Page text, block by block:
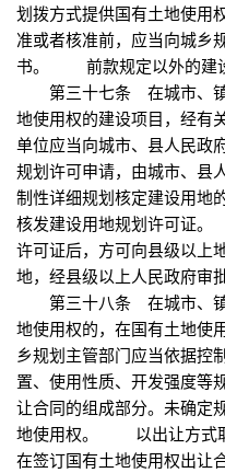
划拨方式提供国有土地使用
准或者核准前，应当向城乡
书。 前款规定以外的建设
第三十七条 在城市、镇
地使用权的建设项目，经有
单位应当向城市、县人民政
规划许可申请，由城市、县
制性详细规划核定建设用地
核发建设用地规划许可证
许可证后，方可向县级以上
地，经县级以上人民政府审
第三十八条 在城市、镇
地使用权的，在国有土地使
乡规划主管部门应当依据控
置、使用性质、开发强度等
让合同的组成部分。未确定
地使用权。 以出让方式取
在签订国有土地使用权出让